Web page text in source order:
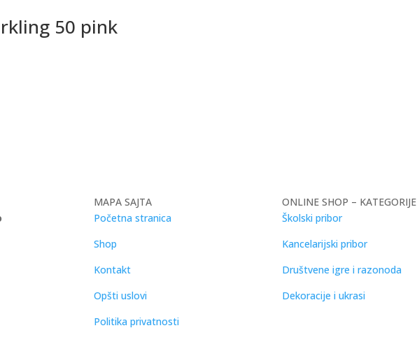
50 pink
MAPA SAJTA
Početna stranica
Shop
Kontakt
Opšti uslovi
Politika privatnosti
ONLINE SHOP – KATEGORIJE
Školski pribor
Kancelarijski pribor
Društvene igre i razonoda
Dekoracije i ukrasi